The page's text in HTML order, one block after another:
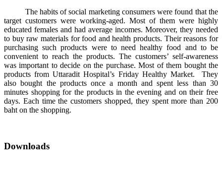
The habits of social marketing consumers were found that the
target customers were working-aged. Most of them were highly
educated females and had average incomes. Moreover, they needed
to buy raw materials for food and health products. Their reasons for
purchasing such products were to need healthy food and to be
convenient to reach the products. The customers’ self-awareness
was important to decide on the purchase. Most of them bought the
products from Uttaradit Hospital’s Friday Healthy Market. They
also bought the products once a month and spent less than 30
minutes shopping for the products in the evening and on their free
days. Each time the customers shopped, they spent more than 200
baht on the shopping.
Downloads